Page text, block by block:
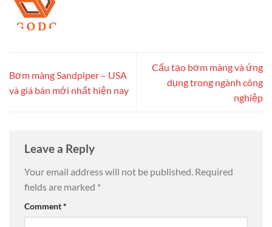
Bơm màng Sandpiper – USA
và giá bán mới nhất hiện nay
Cấu tạo bơm màng và ứng
dụng trong ngành công
nghiệp
Leave a Reply
Your email address will not be published. Required
fields are marked *
Comment*